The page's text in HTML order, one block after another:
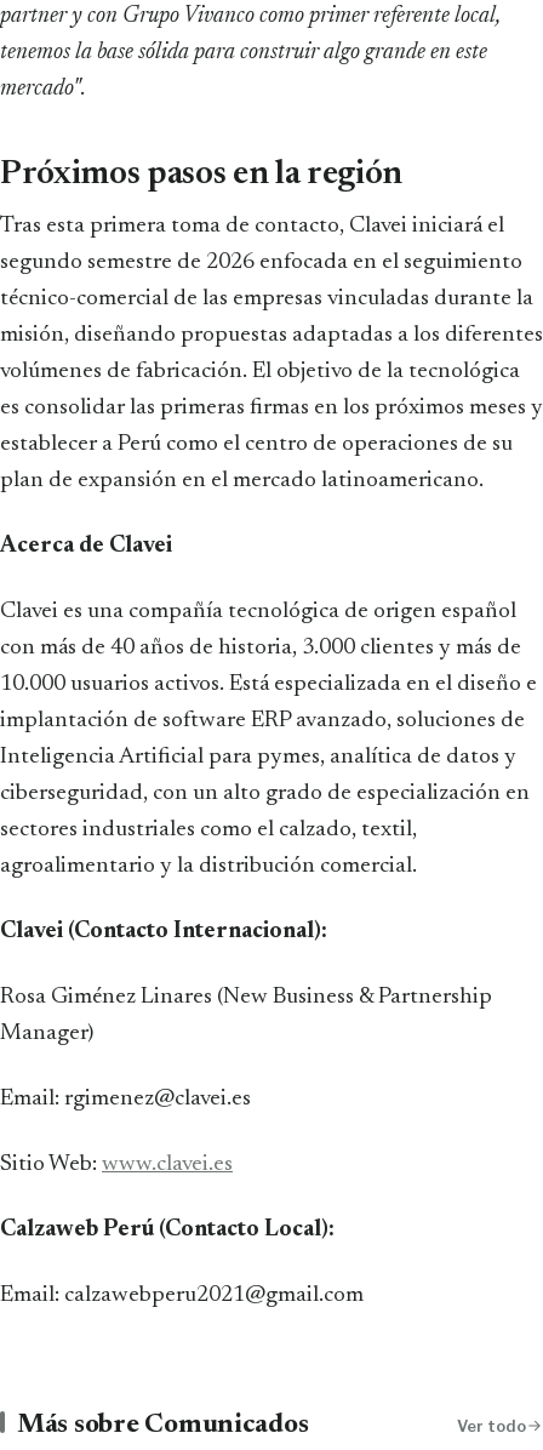
partner y con Grupo Vivanco como primer referente local,
tenemos la base sólida para construir algo grande en este
mercado".
Próximos pasos en la región
Tras esta primera toma de contacto, Clavei iniciará el
segundo semestre de 2026 enfocada en el seguimiento
técnico-comercial de las empresas vinculadas durante la
misión, diseñando propuestas adaptadas a los diferentes
volúmenes de fabricación. El objetivo de la tecnológica
es consolidar las primeras firmas en los próximos meses y
establecer a Perú como el centro de operaciones de su
plan de expansión en el mercado latinoamericano.
Acerca de Clavei
Clavei es una compañía tecnológica de origen español
con más de 40 años de historia, 3.000 clientes y más de
10.000 usuarios activos. Está especializada en el diseño e
implantación de software ERP avanzado, soluciones de
Inteligencia Artificial para pymes, analítica de datos y
ciberseguridad, con un alto grado de especialización en
sectores industriales como el calzado, textil,
agroalimentario y la distribución comercial.
Clavei (Contacto Internacional):
Rosa Giménez Linares (New Business & Partnership
Manager)
Email: rgimenez@clavei.es
Sitio Web: www.clavei.es
Calzaweb Perú (Contacto Local):
Email: calzawebperu2021@gmail.com
Más sobre Comunicados Ver todo